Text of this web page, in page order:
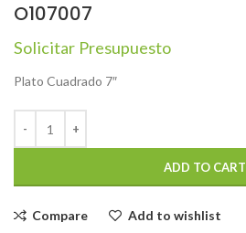
O107007
Solicitar Presupuesto
Plato Cuadrado 7″
ADD TO CART
Compare Add to wishlist